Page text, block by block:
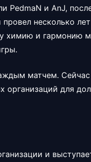
PedmaN и AnJ,
несколько
химию и гармонию
матчем.
организаций для
и